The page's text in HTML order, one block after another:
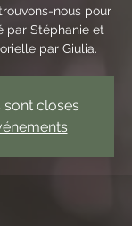
nous pour
par Stéphanie et
par Giulia.
sont closes